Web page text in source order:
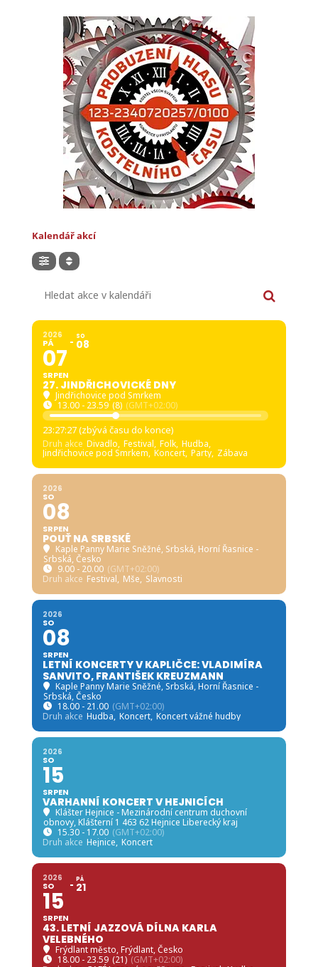
facebooktwitterinstagram
flickr youtube
Kalendář akcí
Hledat akce v kalendáři
2026
PÁ
07
SRPEN
SO
08
Jindřichovice pod Smrkem
13.00 - 23.59
23:27:25 (zbývá času do konce)
Druh akce Divadlo, Festival,
Jindřichovice pod Smrkem, Koncert, Party, Zábava
2026
SO
08
SRPEN
POUŤ NA SRBSKÉ
Kaple Panny Marie Sněžné, Srbská
Srbská, Česko
9.00 - 20.00 (GMT+02:00)
Druh akce Festival, Mše, Slavnosti
2026
SO
08
SRPEN
LETNÍ KONCERTY V KAPLIČCE: VLADIMÍRA
SANVITO, FRANTIŠEK KREUZMANN
Kaple Panny Marie Sněžné, Srbská
Srbská, Česko
18.00 - 21.00 (GMT+02:00)
Druh akce Hudba, Koncert, Koncert vážné hudby
2026
SO
15
SRPEN
VARHANNÍ KONCERT V HEJNICÍCH
Klášter Hejnice - Mezinárodní centrum duchovní
obnovy
15.30 - 17.00 (GMT+02:00)
Druh akce Hejnice,